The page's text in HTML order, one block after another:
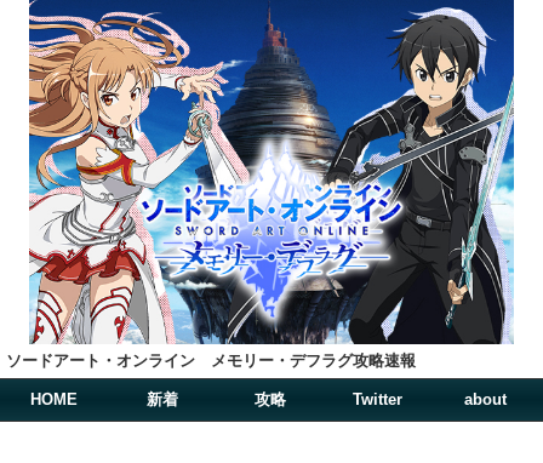
ソードアート・オンライン メモリー・デフラグ攻略速報
HOME 新着 攻略 Twitter about